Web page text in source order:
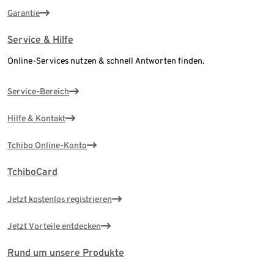
Garantie
Service & Hilfe
Online-Services nutzen & schnell Antworten finden.
Service-Bereich
Hilfe & Kontakt
Tchibo Online-Konto
TchiboCard
Jetzt kostenlos registrieren
Jetzt Vorteile entdecken
Rund um unsere Produkte